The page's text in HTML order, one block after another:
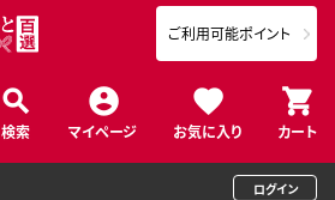
検索 マイページ お気に入り カート
ご利用可能ポイント
ログイン